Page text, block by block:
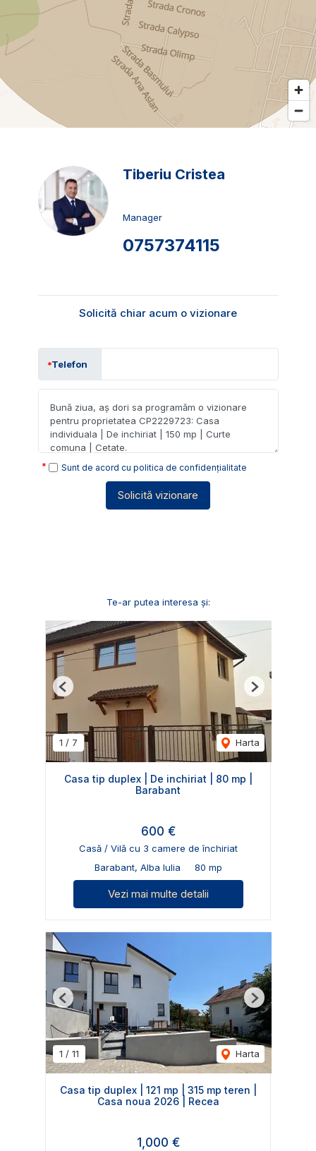
Tiberiu Cristea
Manager
0757374115
Solicită chiar acum o vizionare
Telefon
Sunt de acord cu politica de confidențialitate
Solicită vizionare
Te-ar putea interesa și:
1 / 7 Harta
Previous Next
Casa tip duplex | De inchiriat | 80 mp |
Barabant
600 €
Casă / Vilă cu 3 camere de închiriat
Barabant, Alba Iulia
80 mp
Vezi mai multe detalii
1 / 11 Harta
Previous Next
Casa tip duplex | 121 mp | 315 mp teren |
Casa noua 2026 | Recea
1,000 €